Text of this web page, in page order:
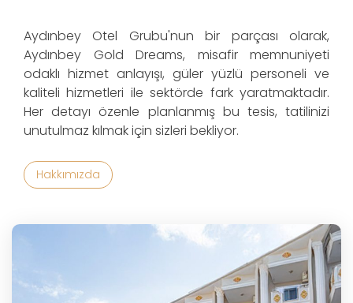
Aydınbey Otel Grubu'nun bir parçası olarak,
Aydınbey Gold Dreams, misafir memnuniyeti
odaklı hizmet anlayışı, güler yüzlü personeli ve
kaliteli hizmetleri ile sektörde fark yaratmaktadır.
Her detayı özenle planlanmış bu tesis, tatilinizi
unutulmaz kılmak için sizleri bekliyor.
Hakkımızda